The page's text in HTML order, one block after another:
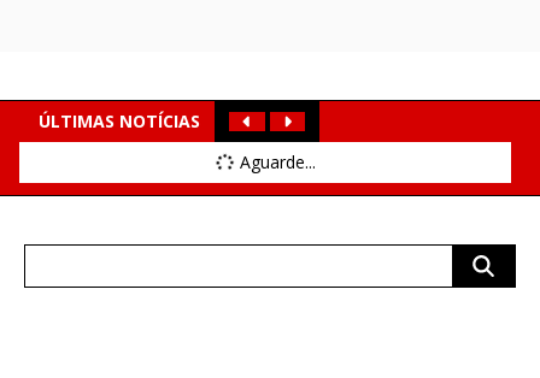
ÚLTIMAS NOTÍCIAS
Aguarde...